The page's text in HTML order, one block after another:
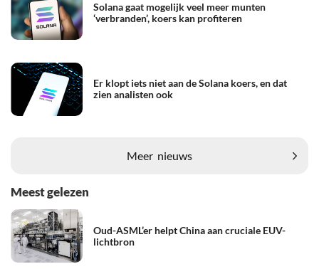
Solana gaat mogelijk veel meer munten
‘verbranden’, koers kan profiteren
Er klopt iets niet aan de Solana koers, en dat
zien analisten ook
Meer nieuws
Meest gelezen
Oud-ASML’er helpt China aan cruciale EUV-
lichtbron